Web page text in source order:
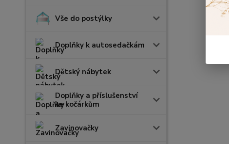
Vše do postýlky
Doplňky k autosedačkám
Dětský nábytek
Doplňky a příslušenství
ke kočárkům
Zavinovačky